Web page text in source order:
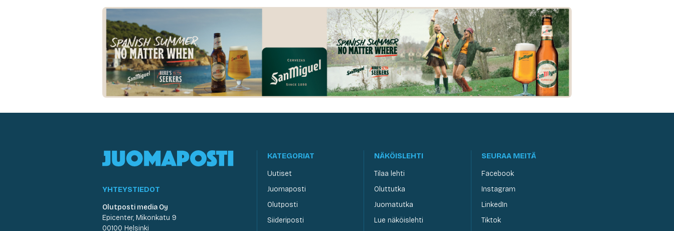
YHTEYSTIEDOT
Olutposti media Oy
Epicenter, Mikonkatu 9
00100 Helsinki
KATEGORIAT
Uutiset
Juomaposti
Olutposti
Siideriposti
NÄKÖISLEHTI
Tilaa lehti
Oluttutka
Juomatutka
Lue näköislehti
SEURAA MEITÄ
Facebook
Instagram
LinkedIn
Tiktok